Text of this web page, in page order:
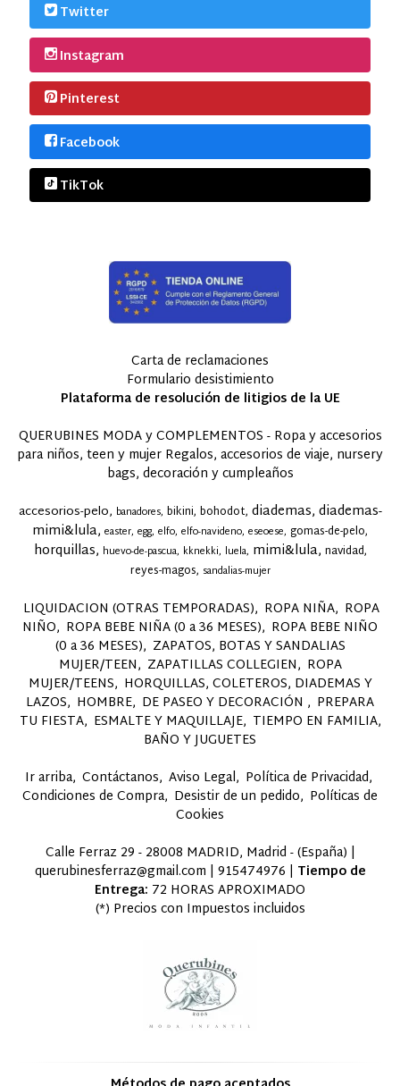
Twitter
Instagram
Pinterest
Facebook
TikTok
Carta de reclamaciones
Formulario desistimiento
Plataforma de resolución de litigios de la UE
QUERUBINES MODA y COMPLEMENTOS - Ropa y accesorios
para niños, teen y mujer Regalos, accesorios de viaje, nursery
bags, decoración y cumpleaños
accesorios-pelo banadores bikini bohodot diademas diademas-
mimi&lula easter egg elfo elfo-navideno eseoese gomas-de-pelo
horquillas huevo-de-pascua kknekki luela mimi&lula navidad
reyes-magos sandalias-mujer
LIQUIDACION (OTRAS TEMPORADAS) ROPA NIÑA ROPA
NIÑO ROPA BEBE NIÑA (0 a 36 MESES) ROPA BEBE NIÑO
(0 a 36 MESES) ZAPATOS, BOTAS Y SANDALIAS
MUJER/TEEN ZAPATILLAS COLLEGIEN ROPA
MUJER/TEENS HORQUILLAS, COLETEROS, DIADEMAS Y
LAZOS HOMBRE DE PASEO Y DECORACIÓN
PREPARA
TU FIESTA ESMALTE Y MAQUILLAJE TIEMPO EN FAMILIA,
BAÑO Y JUGUETES
Ir arriba Contáctanos Aviso Legal Política de Privacidad
Condiciones de Compra Desistir de un pedido Políticas de
Cookies
Calle Ferraz 29 - 28008 MADRID, Madrid - (España) |
querubinesferraz@gmail.com | 915474976 | Tiempo de
Entrega: 72 HORAS APROXIMADO
(*) Precios con Impuestos incluidos